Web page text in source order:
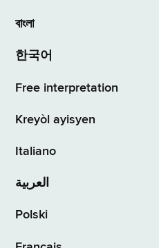
বাংলা
한국어
Free interpretation
Kreyòl ayisyen
Italiano
العربية
Polski